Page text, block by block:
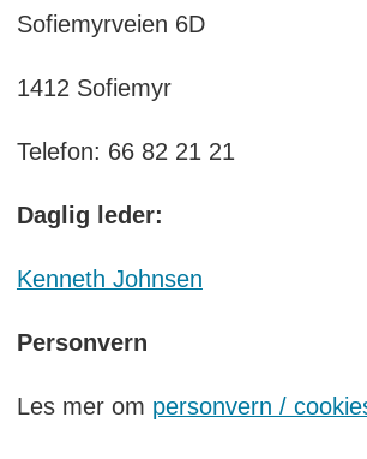
Sofiemyrveien 6D
1412 Sofiemyr
Telefon: 66 82 21 21
Daglig leder:
Kenneth Johnsen
Personvern
Les mer om personvern /